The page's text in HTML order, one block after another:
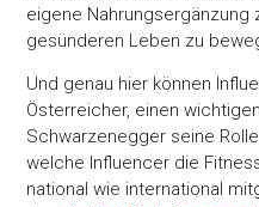
eigene
gesünderen Leben zu
Und genau hier können
Österreicher, einen
Schwarzenegger seine
welche Influencer die
national wie international